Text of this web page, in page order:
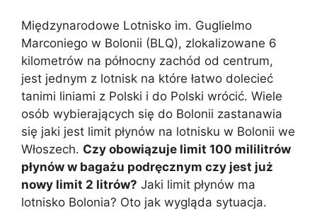
Międzynarodowe Lotnisko im. Guglielmo
Marconiego w Bolonii (BLQ), zlokalizowane 6
kilometrów na północny zachód od centrum,
jest jednym z lotnisk na które łatwo dolecieć
tanimi liniami z Polski i do Polski wrócić. Wiele
osób wybierających się do Bolonii zastanawia
się jaki jest limit płynów na lotnisku w Bolonii we
Włoszech. Czy obowiązuje limit 100 mililitrów
płynów w bagażu podręcznym czy jest już
nowy limit 2 litrów? Jaki limit płynów ma
lotnisko Bolonia? Oto jak wygląda sytuacja.